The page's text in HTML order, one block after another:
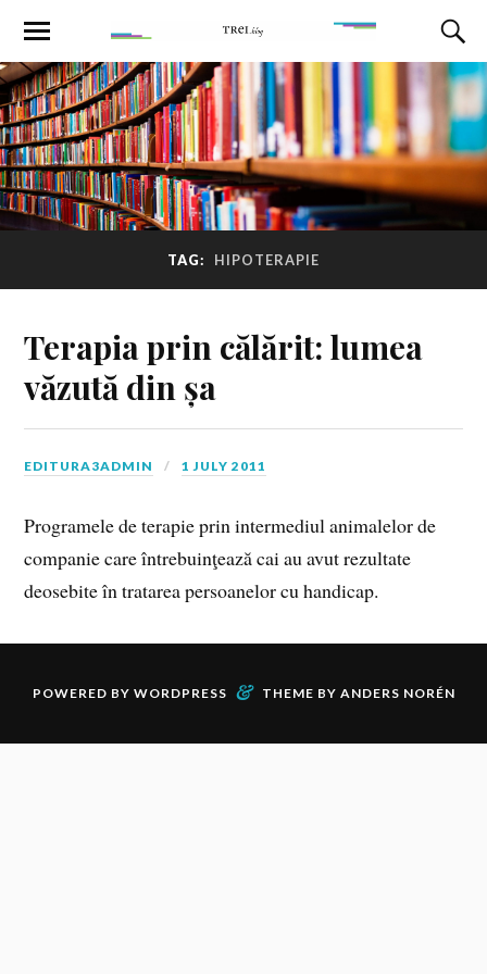
TAG: HIPOTERAPIE
Terapia prin călărit: lumea
văzută din șa
EDITURA3ADMIN 1 JULY 2011
Programele de terapie prin intermediul animalelor de
companie care întrebuinţează cai au avut rezultate
deosebite în tratarea persoanelor cu handicap.
POWERED BY WORDPRESS & THEME BY ANDERS NORÉN